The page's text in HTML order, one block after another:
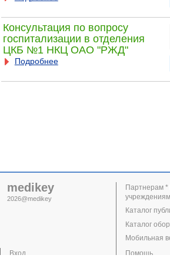
Консультация по вопросу
госпитализации в отделения
ЦКБ №1 НКЦ ОАО "РЖД"
Подробнее
medikey
2026@medikey
Вход
Партнерам
Каталог
Каталог
Мобильная
Помощь